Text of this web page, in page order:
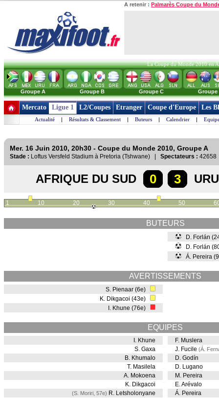
A retenir : Palmarès Coupe du
La Coupe du Monde 2010 en
Groupe A Groupe B Groupe C Groupe
Mercato Ligue 1 L2/Coupes Etranger Coupe d'Europe Les
Actualité | Résultats & Classement | Buteurs | Calendrier |
Mer. 16 Juin 2010, 20h30 - Coupe du Monde 2010, Groupe A
Stade : Loftus Versfeld Stadium à Pretoria (Tshwane) | Spectateurs :
AFRIQUE DU SUD 0 3
1 10 20 30 40 50
BUTEURS
D. Forlán
D. Forlán
Á. Pereira
AVERTISSEMENTS
S. Pienaar (6e)
K. Dikgacoi (43e)
I. Khune (76e)
EQUIPES
I. Khune
S. Gaxa
B. Khumalo
T. Masilela
A. Mokoena
K. Dikgacoi
(S. Moriri, 57e) R. Letsholonyane
F. Muslera
J. Fucile (Á.
D. Godín
D. Lugano
M. Pereira
E. Arévalo
Á. Pereira